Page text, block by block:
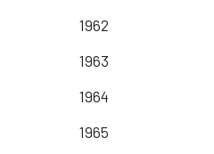
1962
1963
1964
1965